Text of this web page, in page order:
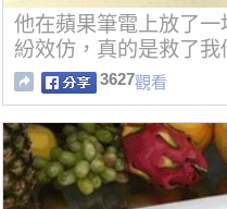
他在蘋果筆電上放了
紛效仿，真的是救了我
3627觀看